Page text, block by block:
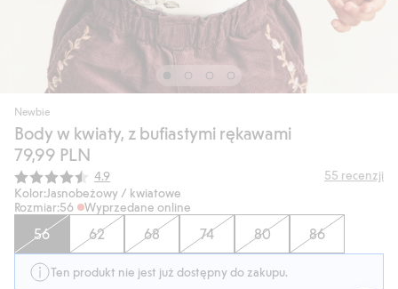
Newbie
Body w kwiaty, z bufiastymi rękawami
79,99 PLN
Średnia ocena:
4.9 55 recenzji
Kolor:Jasnobeżowy / kwiatowe
Rozmiar:56 Wyprzedane online
56 62 68 74 80 86
Ten produkt nie jest już dostępny do zakupu.